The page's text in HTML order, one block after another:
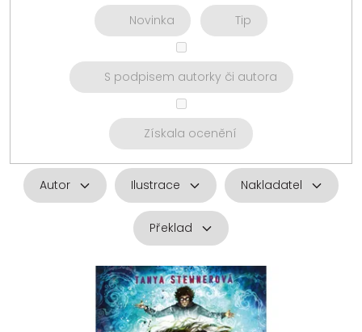
Novinka Tip
S podpisem autorky či autora
Získala ocenění
Autor Ilustrace Nakladatel
Překlad